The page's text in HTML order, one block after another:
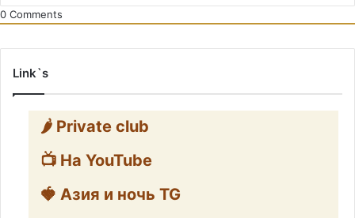
0 Comments
Link`s
🌶️ Private club
📺 На YouTube
🍓 Азия и ночь TG